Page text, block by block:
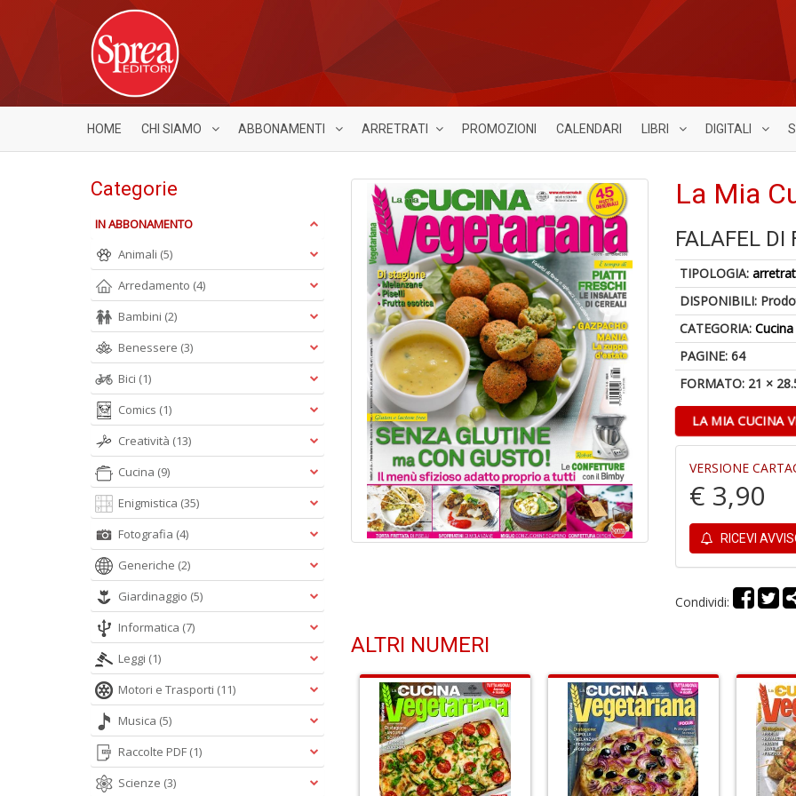
HOME CHI SIAMO ABBONAMENTI ARRETRATI PROMOZIONI CALENDARI LIBRI DIGITALI
La Mia
FALAFEL DI
TIPOLOGIA:
DISPONIBILI:
CATEGORIA:Cucina
PAGINE: 64
FORMATO: 21 ×
LA MIA CUCINA
VERSIONE
€ 3,90
RICEVI
Condividi:
ALTRI NUMERI
Categorie
IN ABBONAMENTO
Animali (5)
Arredamento (4)
Bambini (2)
Benessere (3)
Bici (1)
Comics (1)
Creatività (13)
Cucina (9)
Enigmistica (35)
Fotografia (4)
Generiche (2)
Giardinaggio (5)
Informatica (7)
Leggi (1)
Motori e Trasporti (11)
Musica (5)
Raccolte PDF (1)
Scienze (3)